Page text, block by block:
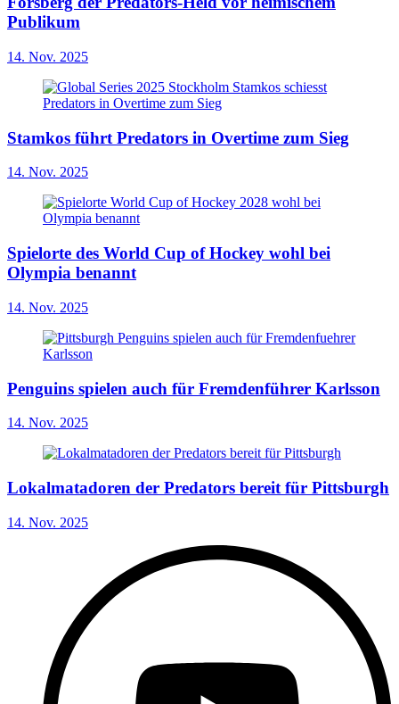
Publikum
14. Nov. 2025
Stamkos führt Predators in Overtime zum Sieg
14. Nov. 2025
Spielorte des World Cup of Hockey wohl bei
Olympia benannt
14. Nov. 2025
Penguins spielen auch für Fremdenführer Karlsson
14. Nov. 2025
Lokalmatadoren der Predators bereit für Pittsburgh
14. Nov. 2025